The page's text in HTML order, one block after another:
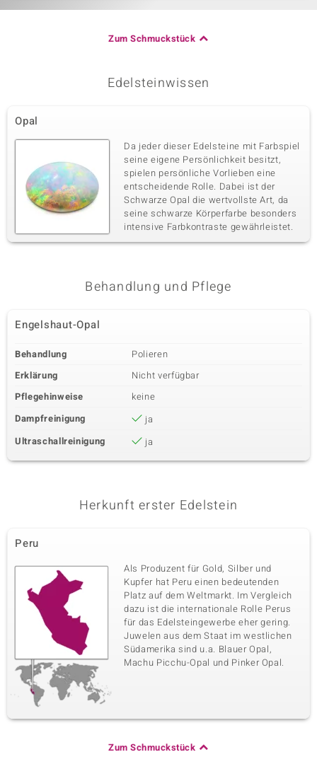
Zum Schmuckstück
Edelsteinwissen
Opal
Da jeder dieser Edelsteine mit Farbspiel
seine eigene Persönlichkeit besitzt,
spielen persönliche Vorlieben eine
entscheidende Rolle. Dabei ist der
Schwarze Opal die wertvollste Art, da
seine schwarze Körperfarbe besonders
intensive Farbkontraste gewährleistet.
Behandlung und Pflege
Engelshaut-Opal
Behandlung
Polieren
Erklärung
Nicht verfügbar
Pflegehinweise
keine
Dampfreinigung
ja
Ultraschallreinigung
ja
Herkunft erster Edelstein
Peru
Als Produzent für Gold, Silber und
Kupfer hat Peru einen bedeutenden
Platz auf dem Weltmarkt. Im Vergleich
dazu ist die internationale Rolle Perus
für das Edelsteingewerbe eher gering.
Juwelen aus dem Staat im westlichen
Südamerika sind u.a. Blauer Opal,
Machu Picchu-Opal und Pinker Opal.
Zum Schmuckstück